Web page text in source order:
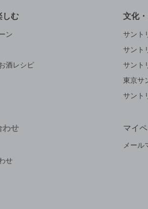
しむ
ン
酒レシピ
文化
サント
サント
サント
東京サ
サント
わせ
せ
マイ
メール